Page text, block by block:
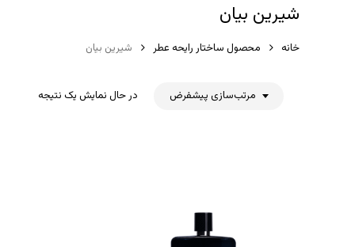
شیرین بیان
خانه محصول ساختار رایحه عطر شیرین بیان
در حال نمایش یک نتیجه مرتب‌سازی پیشفرض